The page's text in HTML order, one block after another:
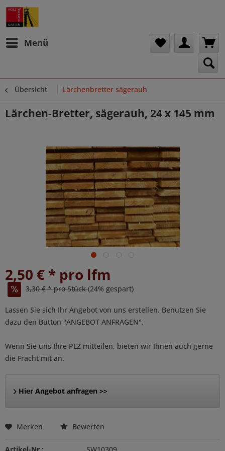
Menü
Übersicht Lärchenbretter sägerauh
Lärchen-Bretter, sägerauh, 24 x 145 mm
2,50 € * pro lfm
3,30 € * pro Stück(24% gespart)
Lassen Sie sich Ihr Angebot von uns erstellen. Benutzen Sie
dazu den Button "ANGEBOT ANFRAGEN".
Wenn Sie uns Ihre PLZ mitteilen, bieten wir Ihnen auch gerne
die Fracht mit an.
Hier Angebot anfragen >>
Merken Bewerten